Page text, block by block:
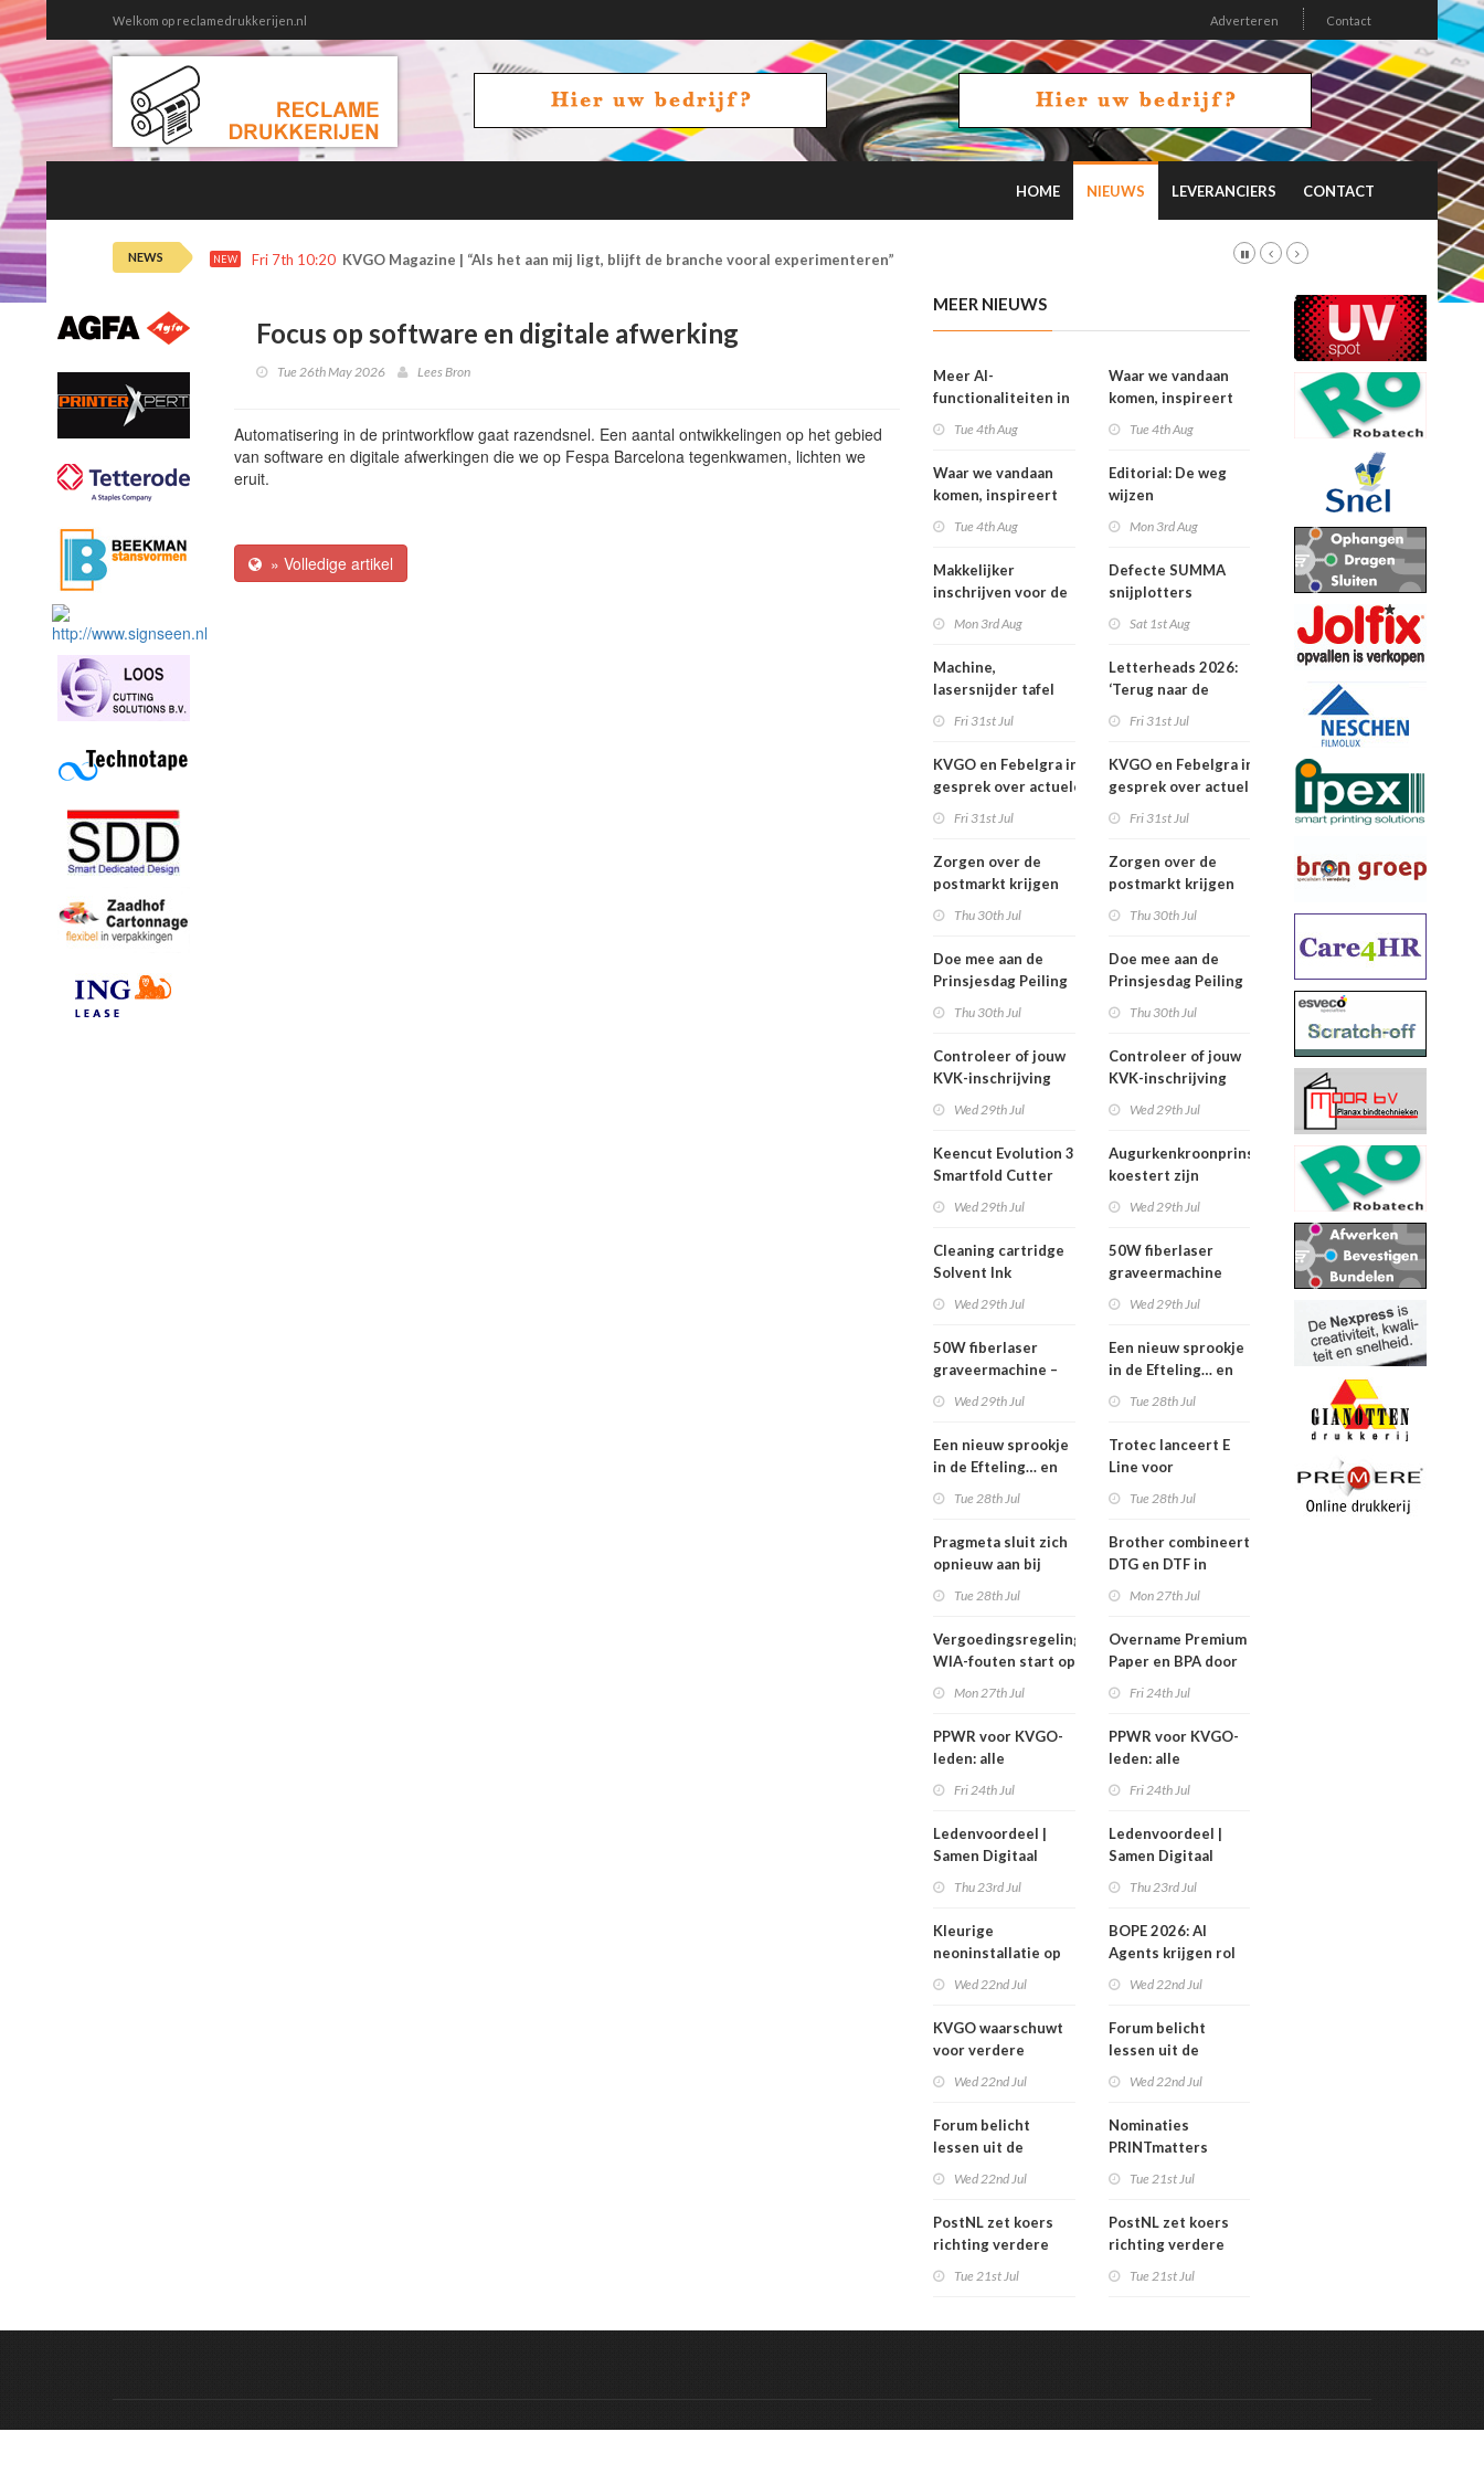
Welkom op reclamedrukkerijen.nl Adverteren Contact
HOME NIEUWS LEVERANCIERS CONTACT
NEWS NEW Fri 7th 10:20 KVGO Magazine | “Als het aan mij ligt, blijft de branche vooral experimenteren”
Focus op software en digitale afwerking
Tue 26th May 2026 Lees Bron
Automatisering in de printworkflow gaat razendsnel. Een aantal ontwikkelingen op het gebied
van software en digitale afwerkingen die we op Fespa Barcelona tegenkwamen, lichten we
eruit.
» Volledige artikel
MEER NIEUWS
Meer AI-
functionaliteiten in
Tue 4th Aug
Waar we vandaan
komen, inspireert
Tue 4th Aug
Makkelijker
inschrijven voor de
Mon 3rd Aug
Machine,
lasersnijder tafel
Fri 31st Jul
KVGO en Febelgra in
gesprek over actuele
Fri 31st Jul
Zorgen over de
postmarkt krijgen
Thu 30th Jul
Doe mee aan de
Prinsjesdag Peiling
Thu 30th Jul
Controleer of jouw
KVK-inschrijving
Wed 29th Jul
Keencut Evolution 3
Smartfold Cutter
Wed 29th Jul
Cleaning cartridge
Solvent Ink
Wed 29th Jul
50W fiberlaser
graveermachine –
Wed 29th Jul
Een nieuw sprookje
in de Efteling… en
Tue 28th Jul
Pragmeta sluit zich
opnieuw aan bij
Tue 28th Jul
Vergoedingsregeling
WIA-fouten start op
Mon 27th Jul
PPWR voor KVGO-
leden: alle
webinar
overzichtelijk op
Fri 24th Jul
Ledenvoordeel |
Samen Digitaal
Thu 23rd Jul
Kleurige
neoninstallatie op
Wed 22nd Jul
KVGO waarschuwt
voor verdere
Wed 22nd Jul
Forum belicht
lessen uit de
carrièreswitches
Wed 22nd Jul
PostNL zet koers
richting verdere
betalen de rekening
Tue 21st Jul
Waar we vandaan
komen, inspireert
Tue 4th Aug
Editorial: De weg
wijzen
Mon 3rd Aug
Defecte SUMMA
snijplotters
Sat 1st Aug
Letterheads 2026:
‘Terug naar de
Fri 31st Jul
KVGO en Febelgra in
gesprek over actuele
Fri 31st Jul
Zorgen over de
postmarkt krijgen
Thu 30th Jul
Doe mee aan de
Prinsjesdag Peiling
Thu 30th Jul
Controleer of jouw
KVK-inschrijving
Wed 29th Jul
Augurkenkroonprins
koestert zijn
Wed 29th Jul
50W fiberlaser
graveermachine
Wed 29th Jul
Een nieuw sprookje
in de Efteling… en
Tue 28th Jul
Trotec lanceert E
Line voor
sign en display
Tue 28th Jul
Brother combineert
DTG en DTF in
Mon 27th Jul
Overname Premium
Paper en BPA door
Fri 24th Jul
PPWR voor KVGO-
leden: alle
webinar
overzichtelijk op
Fri 24th Jul
Ledenvoordeel |
Samen Digitaal
Thu 23rd Jul
BOPE 2026: AI
Agents krijgen rol
Wed 22nd Jul
Forum belicht
lessen uit de
carrièreswitches
Wed 22nd Jul
Nominaties
PRINTmatters
Tue 21st Jul
PostNL zet koers
richting verdere
betalen de rekening
Tue 21st Jul